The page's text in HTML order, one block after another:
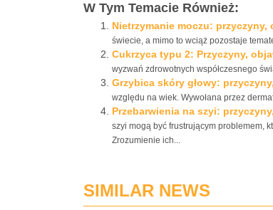
W Tym Temacie Również:
Nietrzymanie moczu:
świecie, a mimo to wciąż pozostaje
Cukrzyca typu 2: Przyczyny,
wyzwań zdrowotnych współczesnego
Grzybica skóry głowy:
względu na wiek. Wywołana przez
Przebarwienia na szyi:
szyi mogą być frustrującym problemem,
Zrozumienie ich...
SIMILAR NEWS